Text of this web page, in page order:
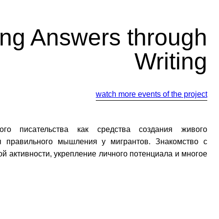
нас:
Answers through
Writing
watch more events of the project
писательства как средства создания живого
правильного мышления у мигрантов. Знакомство с
активности, укрепление личного потенциала и многое